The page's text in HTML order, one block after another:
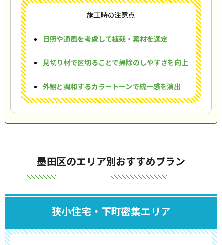
施工時の注意点
日照や通風を考慮して植栽・素材を選定
見切り材で区切ることで掃除のしやすさを向上
外観と調和するカラートーンで統一感を演出
墨田区のエリア別おすすめプラン
狭小住宅・下町密集エリア